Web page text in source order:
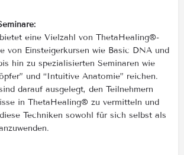
eine Vielzahl von ThetaHealing®-
von Einsteigerkursen wie Basic DNA und
hin zu spezialisierten Seminaren wie
und “Intuitive Anatomie” reichen.
darauf ausgelegt, den Teilnehmern
in ThetaHealing® zu vermitteln und
Techniken sowohl für sich selbst als